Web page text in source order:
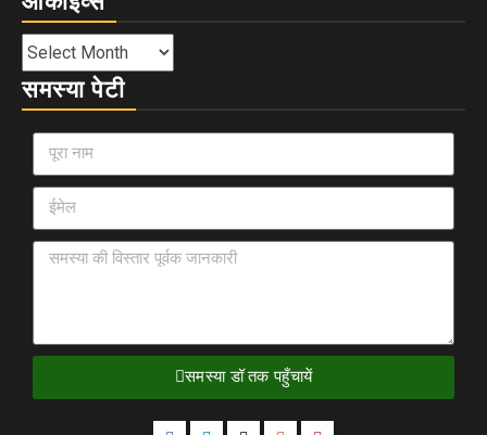
समस्या पेटी
समस्या डॉ तक पहुँचायें